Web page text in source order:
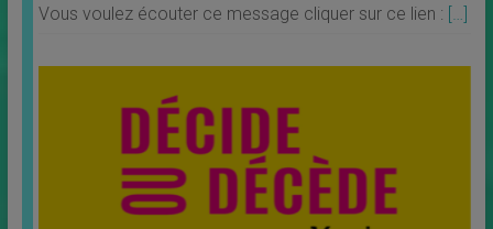
Vous voulez écouter ce message cliquer sur ce lien : […]